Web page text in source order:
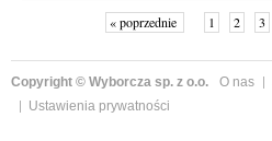
« poprzednie 1 2 3
Copyright © Wyborcza sp. z o.o. O nas
Ustawienia prywatności